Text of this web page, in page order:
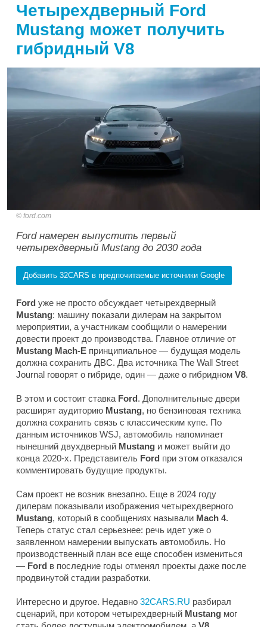
Четырехдверный Ford
Mustang может получить
гибридный V8
ford.com
Ford намерен выпустить первый
четырехдверный Mustang до 2030 года
Добавить 32CARS в предпочитаемые источники Google
Ford уже не просто обсуждает четырехдверный
Mustang: машину показали дилерам на закрытом
мероприятии, а участникам сообщили о намерении
довести проект до производства. Главное отличие от
Mustang Mach-E принципиальное — будущая модель
должна сохранить ДВС. Два источника The Wall Street
Journal говорят о гибриде, один — даже о гибридном V8.
В этом и состоит ставка Ford. Дополнительные двери
расширят аудиторию Mustang, но бензиновая техника
должна сохранить связь с классическим купе. По
данным источников WSJ, автомобиль напоминает
нынешний двухдверный Mustang и может выйти до
конца 2020-х. Представитель Ford при этом отказался
комментировать будущие продукты.
Сам проект не возник внезапно. Еще в 2024 году
дилерам показывали изображения четырехдверного
Mustang, который в сообщениях называли Mach 4.
Теперь статус стал серьезнее: речь идет уже о
заявленном намерении выпускать автомобиль. Но
производственный план все еще способен измениться
— Ford в последние годы отменял проекты даже после
продвинутой стадии разработки.
Интересно и другое. Недавно 32CARS.RU разбирал
сценарий, при котором четырехдверный Mustang мог